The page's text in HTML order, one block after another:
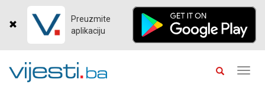
Preuzmite
aplikaciju